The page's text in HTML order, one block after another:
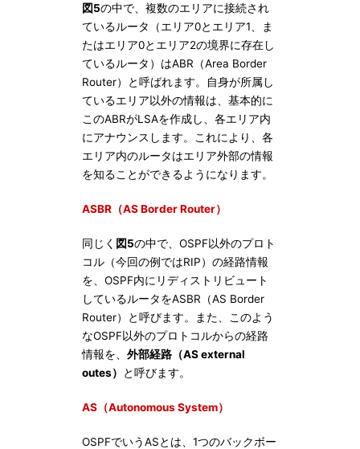
図5の中で、複数のエリアに接続され
ているルータ（エリア0とエリア1、ま
たはエリア0とエリア2の境界に存在し
ているルータ）はABR（Area Border
Router）と呼ばれます。自身が所属し
ているエリア以外の情報は、基本的に
このABRがLSAを作成し、各エリア内
にアナウンスします。これにより、各
エリア内のルータはエリア外部の情報
を知ることができるようになります。
ASBR（AS Border Router）
同じく 図5の中で、OSPF以外のプロト
コル（今回の例ではRIP）の経路情報
を、OSPF内にリディストリビュート
しているルータをASBR（AS Border
Router）と呼びます。また、このよう
なOSPF以外のプロトコルからの経路
情報を、 外部経路（AS external
outes）
と呼びます。
AS（Autonomous System）
OSPFでいうASとは、1つのバックボー